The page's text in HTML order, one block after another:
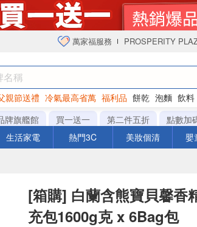
萬家福服務 PROSPERITY
親節送禮 冷氣最高省萬 福利品 餅乾 泡麵 飲料
牌旗艦館 買一送一 第二件五折 點數加
生活家電 熱門3C 美妝個清 嬰
[箱購] 白蘭含熊寶貝馨香
充包1600g克 x 6Bag包